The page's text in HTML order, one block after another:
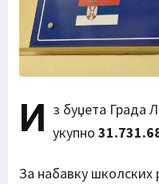
И з буџета Града
укупно
За набавку школских